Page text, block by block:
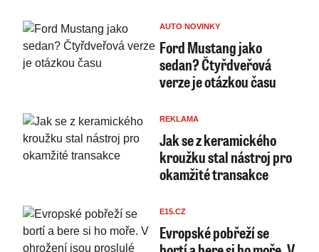
AUTO NOVINKY
Ford Mustang jako
sedan? Čtyřdveřová
verze je otázkou času
REKLAMA
Jak se z keramického
kroužku stal nástroj pro
okamžité transakce
E15.CZ
Evropské pobřeží se